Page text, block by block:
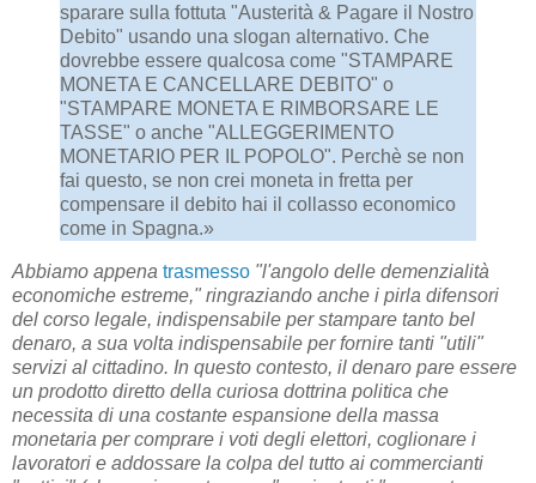
sparare sulla fottuta "Austerità & Pagare il Nostro
Debito" usando una slogan alternativo. Che
dovrebbe essere qualcosa come "STAMPARE
MONETA E CANCELLARE DEBITO" o
"STAMPARE MONETA E RIMBORSARE LE
TASSE" o anche "ALLEGGERIMENTO
MONETARIO PER IL POPOLO". Perchè se non
fai questo, se non crei moneta in fretta per
compensare il debito hai il collasso economico
come in Spagna.»
Abbiamo appena trasmesso "l'angolo delle demenzialità
economiche estreme," ringraziando anche i pirla difensori
del corso legale, indispensabile per stampare tanto bel
denaro, a sua volta indispensabile per fornire tanti "utili"
servizi al cittadino. In questo contesto, il denaro pare essere
un prodotto diretto della curiosa dottrina politica che
necessita di una costante espansione della massa
monetaria per comprare i voti degli elettori, coglionare i
lavoratori e addossare la colpa del tutto ai commercianti